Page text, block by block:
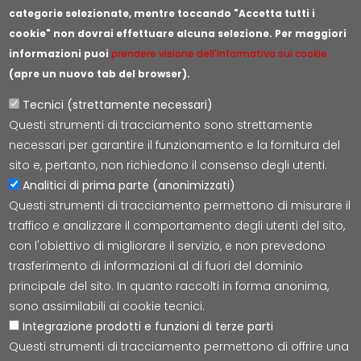
categorie selezionate, mentre toccando "Accetta tutti i
cookie" non dovrai effettuare alcuna selezione. Per maggiori
informazioni puoiprendere visione dell'informativa sui cookie
(apre un nuovo tab del browser).
Tecnici (strettamente necessari)
Questi strumenti di tracciamento sono strettamente
necessari per garantire il funzionamento e la fornitura del
sito e, pertanto, non richiedono il consenso degli utenti.
Analitici di prima parte (anonimizzati)
Questi strumenti di tracciamento permettono di misurare il
traffico e analizzare il comportamento degli utenti del sito,
con l'obiettivo di migliorare il servizio, e non prevedono
trasferimento di informazioni al di fuori del dominio
principale del sito. In quanto raccolti in forma anonima,
sono assimilabili ai cookie tecnici.
Integrazione prodotti e funzioni di terze parti
Questi strumenti di tracciamento permettono di offrire una
Lepida S.c.p.A.
Via della Liberazione 15, 40128 Bologna
PEC:
segreteria@pec.lepida.it
Capitale Sociale i.v. ad oggi € 69.881.000,00
P.IVA/CF 02770891204
Accessibilità Cookie Privacy Social Media Mappa